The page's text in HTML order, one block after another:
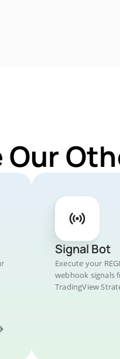
Our
Signal Bot
Execute your
webhook signals
TradingView